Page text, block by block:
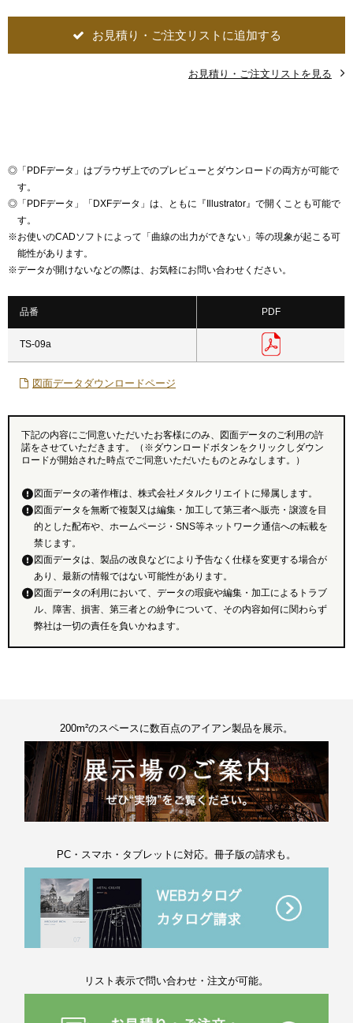
お見積り・ご注文リストに追加する
お見積り・ご注文リストを見る
◎ 「PDFデータ」はブラウザ上でのプレビューとダウンロードの両方が可能で
す。
◎ 「PDFデータ」「DXFデータ」は、ともに『Illustrator』で開くことも可能で
す。
※お使いのCADソフトによって「曲線の出力ができない」等の現象が起こる可
能性があります。
※データが開けないなどの際は、お気軽にお問い合わせください。
品番 PDF
TS-09a
図面データダウンロードページ
下記の内容にご同意いただいたお客様にのみ、図面データのご利用の許
諾をさせていただきます。（※ダウンロードボタンをクリックしダウン
ロードが開始された時点でご同意いただいたものとみなします。）
図面データの著作権は、株式会社メタルクリエイトに帰属します。
図面データを無断で複製又は編集・加工して第三者へ販売・譲渡を目
的とした配布や、ホームページ・SNS等ネットワーク通信への転載を
禁じます。
図面データは、製品の改良などにより予告なく仕様を変更する場合が
あり、最新の情報ではない可能性があります。
図面データの利用において、データの瑕疵や編集・加工によるトラブ
ル、障害、損害、第三者との紛争について、その内容如何に関わらず
弊社は一切の責任を負いかねます。
200m²のスペースに数百点のアイアン製品を展示。
PC・スマホ・タブレットに対応。冊子版の請求も。
リスト表示で問い合わせ・注文が可能。